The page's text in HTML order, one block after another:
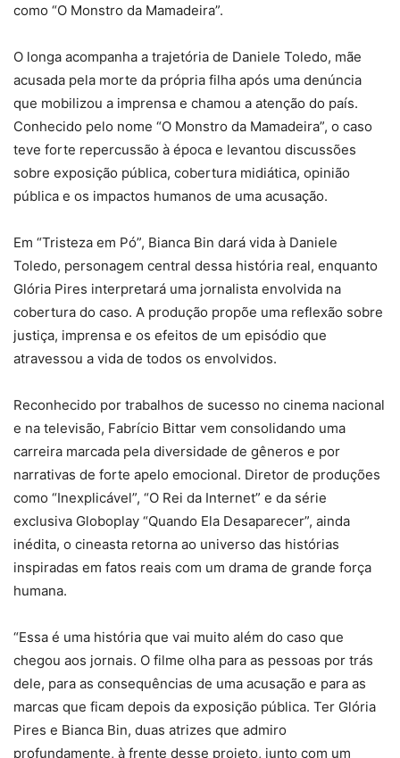
como “O Monstro da Mamadeira”.
O longa acompanha a trajetória de Daniele Toledo, mãe
acusada pela morte da própria filha após uma denúncia
que mobilizou a imprensa e chamou a atenção do país.
Conhecido pelo nome “O Monstro da Mamadeira”, o caso
teve forte repercussão à época e levantou discussões
sobre exposição pública, cobertura midiática, opinião
pública e os impactos humanos de uma acusação.
Em “Tristeza em Pó”, Bianca Bin dará vida à Daniele
Toledo, personagem central dessa história real, enquanto
Glória Pires interpretará uma jornalista envolvida na
cobertura do caso. A produção propõe uma reflexão sobre
justiça, imprensa e os efeitos de um episódio que
atravessou a vida de todos os envolvidos.
Reconhecido por trabalhos de sucesso no cinema nacional
e na televisão, Fabrício Bittar vem consolidando uma
carreira marcada pela diversidade de gêneros e por
narrativas de forte apelo emocional. Diretor de produções
como “Inexplicável”, “O Rei da Internet” e da série
exclusiva Globoplay “Quando Ela Desaparecer”, ainda
inédita, o cineasta retorna ao universo das histórias
inspiradas em fatos reais com um drama de grande força
humana.
“Essa é uma história que vai muito além do caso que
chegou aos jornais. O filme olha para as pessoas por trás
dele, para as consequências de uma acusação e para as
marcas que ficam depois da exposição pública. Ter Glória
Pires e Bianca Bin, duas atrizes que admiro
profundamente, à frente desse projeto, junto com um